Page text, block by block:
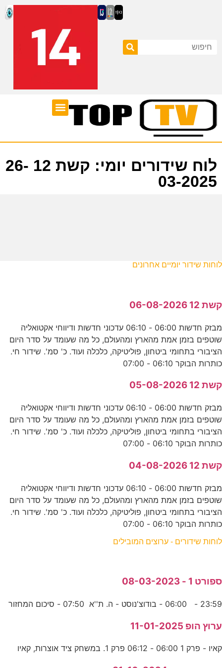
לוח שידורים יומי: קשת 12 26-
03-2025
לוחות שידור יומיים אחרונים
קשת 12 06-08-2026
מבזק חדשות 06:00 - 06:10 עדכוני חדשות ודיווחי אקטואליה
שוטפים בזמן אמת מהארץ ומהעולם, כל מה שעומד על סדר היום
הציבורי בתחומי ביטחון, פוליטיקה, כלכלה ועוד. כ' סמ'. שידור חי.
כותרות הבוקר 06:10 - 07:00
קשת 12 05-08-2026
מבזק חדשות 06:00 - 06:10 עדכוני חדשות ודיווחי אקטואליה
שוטפים בזמן אמת מהארץ ומהעולם, כל מה שעומד על סדר היום
הציבורי בתחומי ביטחון, פוליטיקה, כלכלה ועוד. כ' סמ'. שידור חי.
כותרות הבוקר 06:10 - 07:00
קשת 12 04-08-2026
מבזק חדשות 06:00 - 06:10 עדכוני חדשות ודיווחי אקטואליה
שוטפים בזמן אמת מהארץ ומהעולם, כל מה שעומד על סדר היום
הציבורי בתחומי ביטחון, פוליטיקה, כלכלה ועוד. כ' סמ'. שידור חי.
כותרות הבוקר 06:10 - 07:00
לוחות שידורים - ערוצים המובילים
ספורט 1 - 08-03-2023
23:59 - 06:00 - בודוצ'נוסט - ה. ת''א 07:50 - סיכום המחזור
ערוץ הופ 11-01-2025
קאיו - פרק 1 06:00 - 06:12 פרק 1. במשחק ציד אוצרות, קאיו